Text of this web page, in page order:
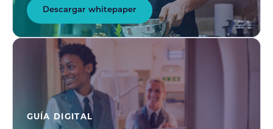
Descargar whitepaper
GUÍA DIGITAL